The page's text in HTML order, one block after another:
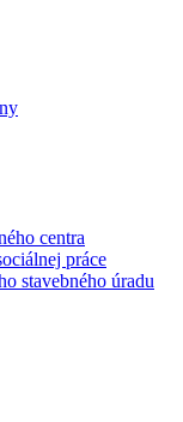
centra
práce
stavebného úradu